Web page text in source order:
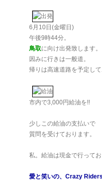
6月10日(金曜日)
午後9時44分。
鳥取に向け出発致します。
因みに行きは一般道。
帰りは高速道路を予定して
市内で3,000円給油を!!
少しこの給油の支払いで
質問を受けております。
私。給油は現金で行ってお
愛と笑いの、Crazy